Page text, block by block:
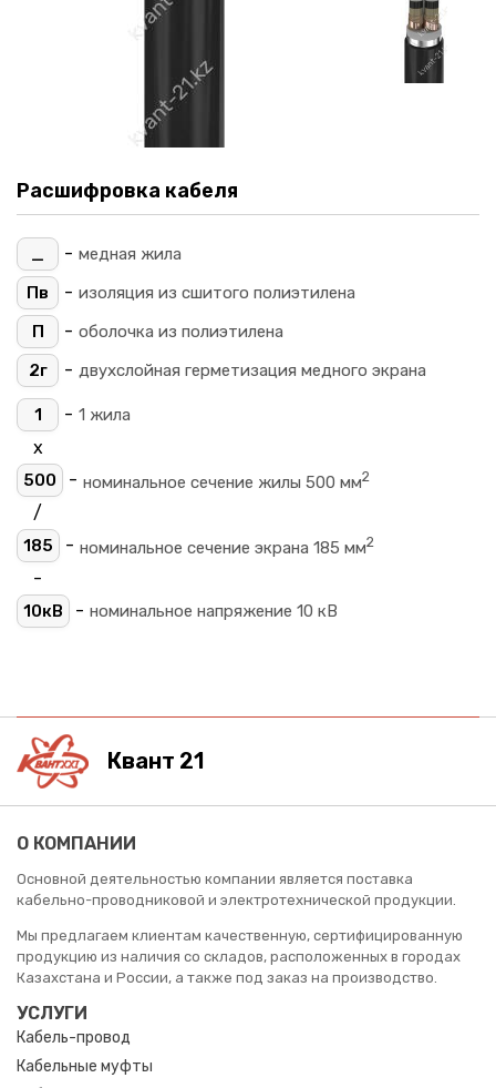
Расшифровка кабеля
_ - медная жила
Пв
- изоляция из сшитого полиэтилена
П
- оболочка из полиэтилена
2г
- двухслойная герметизация медного экрана
1 - 1 жила
х
500 - номинальное сечение жилы 500 мм2
/
185 - номинальное сечение экрана 185 мм2
-
10кВ - номинальное напряжение 10 кВ
Квант 21
О КОМПАНИИ
Основной деятельностью компании является поставка
кабельно-проводниковой и электротехнической продукции.
Мы предлагаем клиентам качественную, сертифицированную
продукцию из наличия со складов, расположенных в городах
Казахстана и России, а также под заказ на производство.
УСЛУГИ
Кабель-провод
Кабельные муфты